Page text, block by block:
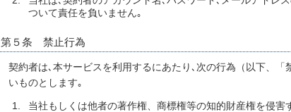
ついて責任を負いません｡
第５条 禁止行為
契約者は､本サービスを利用するにあたり､次の行為（以下、「
いものとします｡
当社もしくは他者の著作権、商標権等の知的財産権を侵